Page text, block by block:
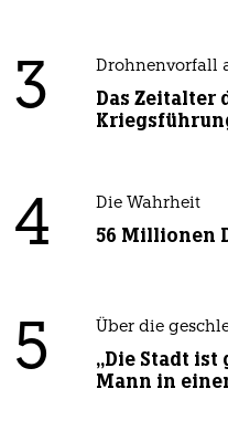
3 Drohnenvorfall
Das Zeitalter
4 Die Wahrheit
56 Millionen
5 Über die
„Die Stadt
Mann in